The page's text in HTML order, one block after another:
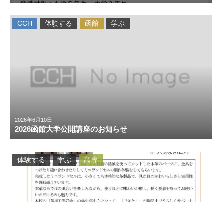
2026年6月10日
2026函館大学公開講座のお知らせ
CCH 体験する 函館 学ぶ
体験する 学ぶ 高専